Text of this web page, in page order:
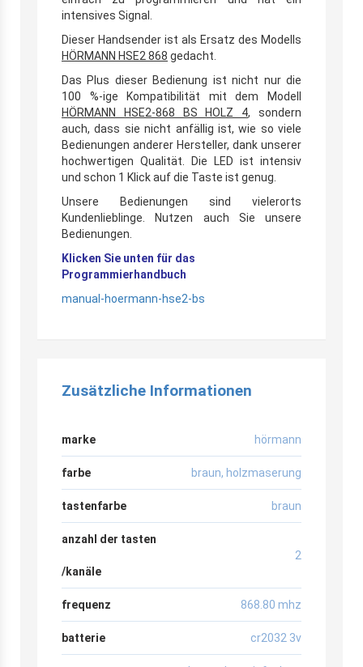
intensives Signal.
Dieser Handsender ist als Ersatz des Modells
HÖRMANN HSE2 868 gedacht.
Das Plus dieser Bedienung ist nicht nur die
100 %-ige Kompatibilität mit dem Modell
HÖRMANN HSE2-868 BS HOLZ 4, sondern
auch, dass sie nicht anfällig ist, wie so viele
Bedienungen anderer Hersteller, dank unserer
hochwertigen Qualität. Die LED ist intensiv
und schon 1 Klick auf die Taste ist genug.
Unsere Bedienungen sind vielerorts
Kundenlieblinge. Nutzen auch Sie unsere
Bedienungen.
Klicken Sie unten für das
Programmierhandbuch
manual-hoermann-hse2-bs
Zusätzliche Informationen
marke hörmann
farbe braun, holzmaserung
tastenfarbe braun
anzahl der tasten
/kanäle
2
frequenz 868.80 mhz
batterie cr2032 3v